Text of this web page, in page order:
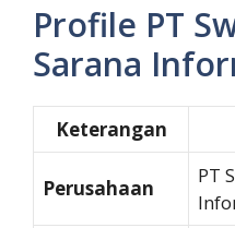
Profile PT
Sarana
Keterangan
Perusahaan
PT